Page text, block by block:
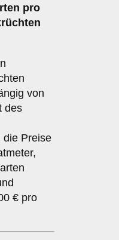
pro
von
des
die Preise
€ pro